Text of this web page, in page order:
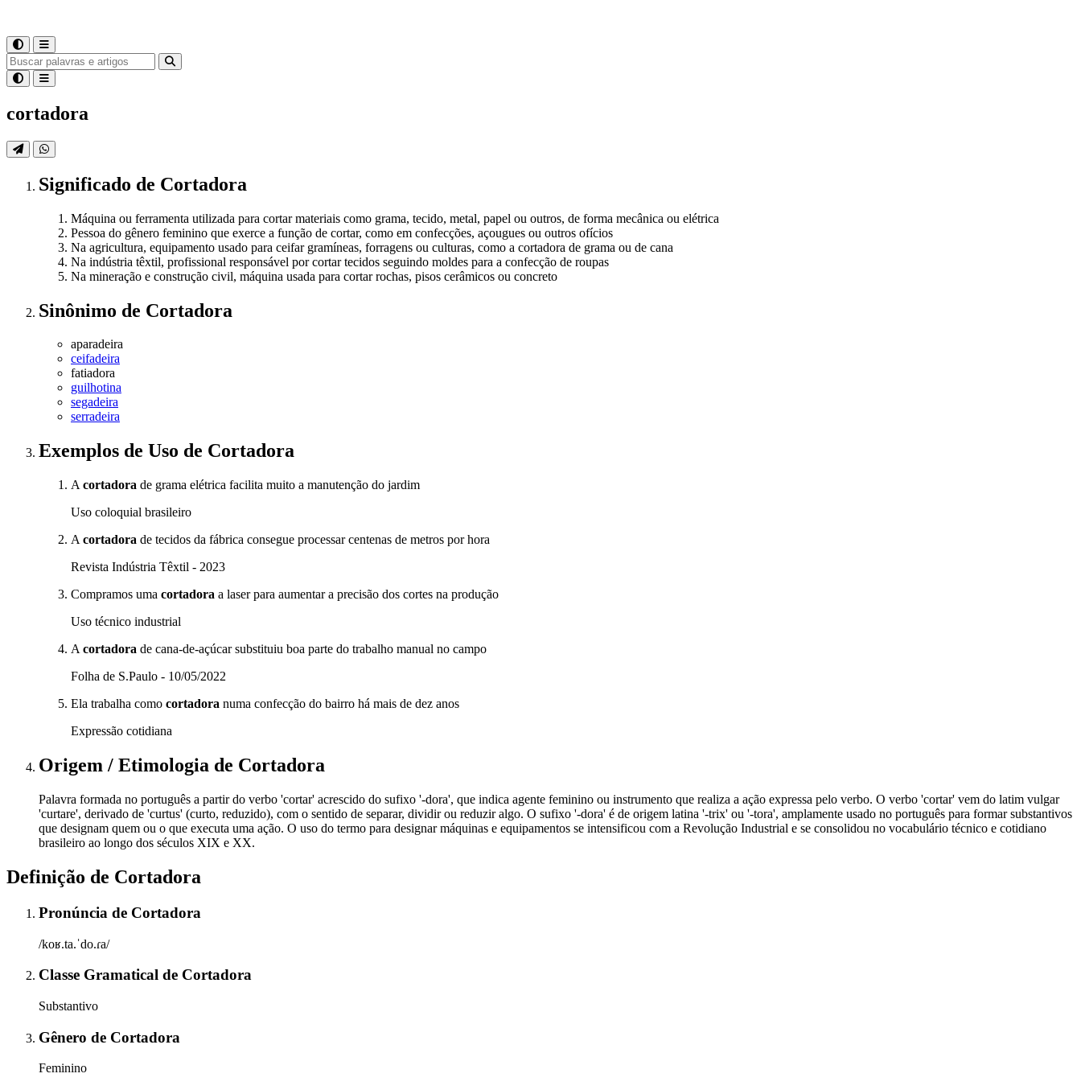
cortadora
Significado de Cortadora
Máquina ou ferramenta utilizada para cortar materiais como grama, tecido, metal, papel ou outros, de forma mecânica ou elétrica
Pessoa do gênero feminino que exerce a função de cortar, como em confecções, açougues ou outros ofícios
Na agricultura, equipamento usado para ceifar gramíneas, forragens ou culturas, como a cortadora de grama ou de cana
Na indústria têxtil, profissional responsável por cortar tecidos seguindo moldes para a confecção de roupas
Na mineração e construção civil, máquina usada para cortar rochas, pisos cerâmicos ou concreto
Sinônimo de Cortadora
aparadeira
ceifadeira
fatiadora
guilhotina
segadeira
serradeira
Exemplos de Uso de Cortadora
A cortadora de grama elétrica facilita muito a manutenção do jardim
Uso coloquial brasileiro
A cortadora de tecidos da fábrica consegue processar centenas de metros por hora
Revista Indústria Têxtil - 2023
Compramos uma cortadora a laser para aumentar a precisão dos cortes na produção
Uso técnico industrial
A cortadora de cana-de-açúcar substituiu boa parte do trabalho manual no campo
Folha de S.Paulo - 10/05/2022
Ela trabalha como cortadora numa confecção do bairro há mais de dez anos
Expressão cotidiana
Origem / Etimologia de Cortadora
Palavra formada no português a partir do verbo 'cortar' acrescido do sufixo '-dora', que indica agente feminino ou instrumento que realiza a ação expressa pelo verbo. O verbo 'cortar' vem do latim vulgar
'curtare', derivado de 'curtus' (curto, reduzido), com o sentido de separar, dividir ou reduzir algo. O sufixo '-dora' é de origem latina '-trix' ou '-tora', amplamente usado no português para formar substantivos
que designam quem ou o que executa uma ação. O uso do termo para designar máquinas e equipamentos se intensificou com a Revolução Industrial e se consolidou no vocabulário técnico e cotidiano
brasileiro ao longo dos séculos XIX e XX.
Definição de Cortadora
Pronúncia de Cortadora
/koʁ.ta.ˈdo.ɾa/
Classe Gramatical de Cortadora
Substantivo
Gênero de Cortadora
Feminino